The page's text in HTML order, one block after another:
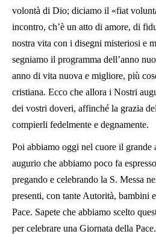
volontà di Dio; diciamo il «fiat
incontro, ch’è un atto di amore, di
nostra vita con i disegni misteriosi e
segniamo il programma dell’anno
anno di vita nuova e migliore, più
cristiana. Ecco che allora i Nostri
dei vostri doveri, affinché la grazia
compierli fedelmente e degnamente.
Poi abbiamo oggi nel cuore il
augurio che abbiamo poco fa
pregando e celebrando la S. Messa
presenti, con tante Autorità, bambini
Pace. Sapete che abbiamo scelto
per celebrare una Giornata della